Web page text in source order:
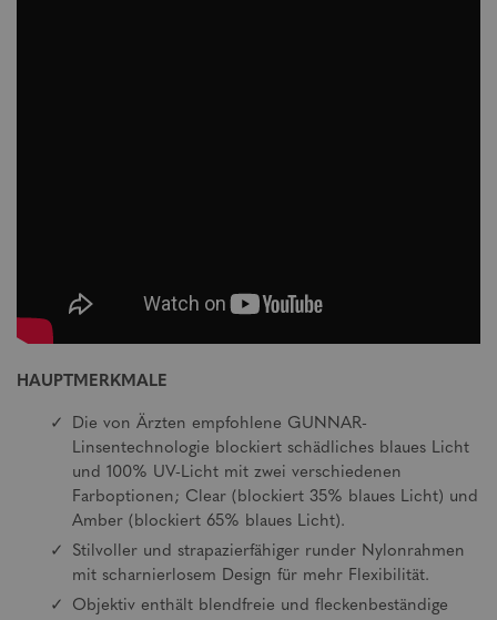
HAUPTMERKMALE
Die von Ärzten empfohlene GUNNAR-
Linsentechnologie blockiert schädliches blaues Licht
und 100% UV-Licht mit zwei verschiedenen
Farboptionen; Clear (blockiert 35% blaues Licht) und
Amber (blockiert 65% blaues Licht).
Stilvoller und strapazierfähiger runder Nylonrahmen
mit scharnierlosem Design für mehr Flexibilität.
Objektiv enthält blendfreie und fleckenbeständige